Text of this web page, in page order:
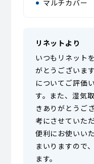
マルチカバー
リネットより
いつもリネット
がとうございま
についてご評価
す。また、湿気
きありがとうご
考にさせていた
便利にお使いい
まいりますので
ます。